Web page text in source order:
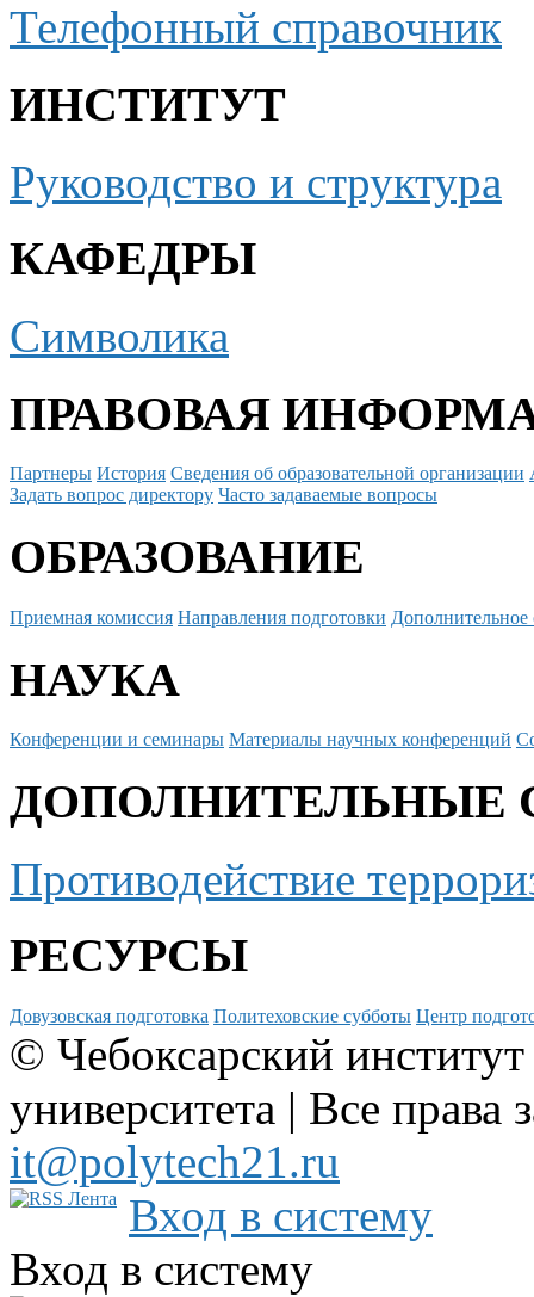
Телефонный справочник
ИНСТИТУТ
Руководство и структура
КАФЕДРЫ
Символика
ПРАВОВАЯ
Партнеры История Сведения об образовательной организации
Задать вопрос директору Часто задаваемые вопросы
ОБРАЗОВАНИЕ
Приемная комиссия Направления подготовки Дополнительное
НАУКА
Конференции и семинары Материалы научных конференций
ДОПОЛНИТЕЛЬНЫЕ
Противодействие
РЕСУРСЫ
Довузовская подготовка Политеховские субботы Центр
© Чебоксарский
университета | Все
it@polytech21.ru
Вход в систему
Вход в систему